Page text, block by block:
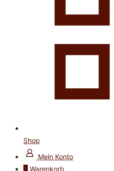
Shop
Mein Konto
Warenkorb